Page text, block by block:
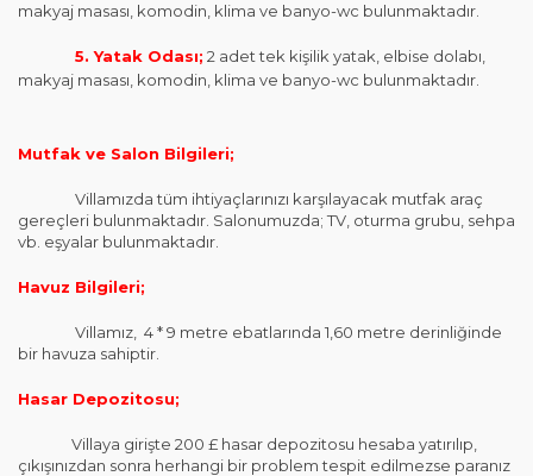
makyaj masası, komodin, klima ve banyo-wc bulunmaktadır.
5. Yatak Odası; 2 adet tek kişilik yatak, elbise dolabı,
makyaj masası, komodin, klima ve banyo-wc bulunmaktadır.
Mutfak ve Salon Bilgileri;
Villamızda tüm ihtiyaçlarınızı karşılayacak mutfak araç
gereçleri bulunmaktadır. Salonumuzda; TV, oturma grubu, sehpa
vb. eşyalar bulunmaktadır.
Havuz Bilgileri;
Villamız, 4 * 9 metre ebatlarında 1,60 metre derinliğinde
bir havuza sahiptir.
Hasar Depozitosu;
Villaya girişte 200 £ hasar depozitosu hesaba yatırılıp,
çıkışınızdan sonra herhangi bir problem tespit edilmezse paranız